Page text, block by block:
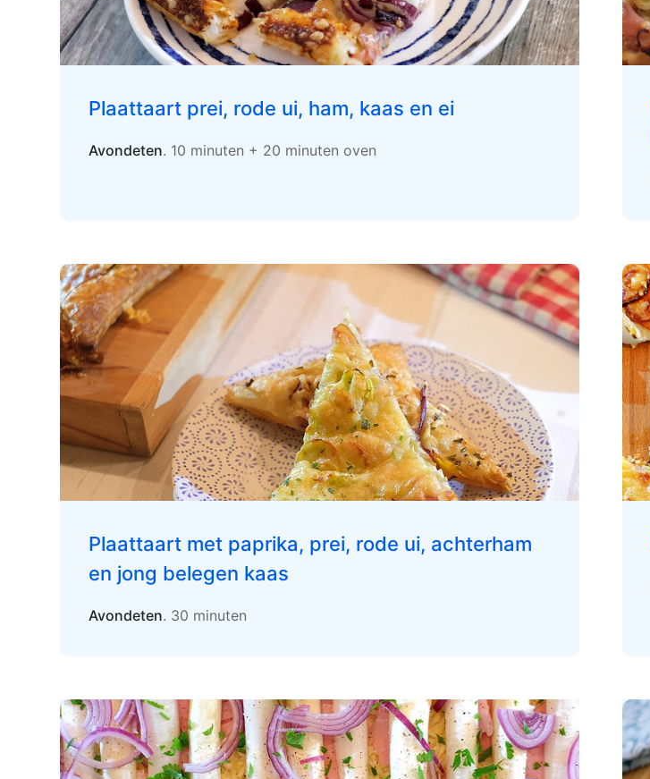
Plaattaart prei, rode ui, ham, kaas en ei
Avondeten. 10 minuten + 20 minuten oven
Plaattaart met paprika, prei, rode ui, achterham
en jong belegen kaas
Avondeten. 30 minuten